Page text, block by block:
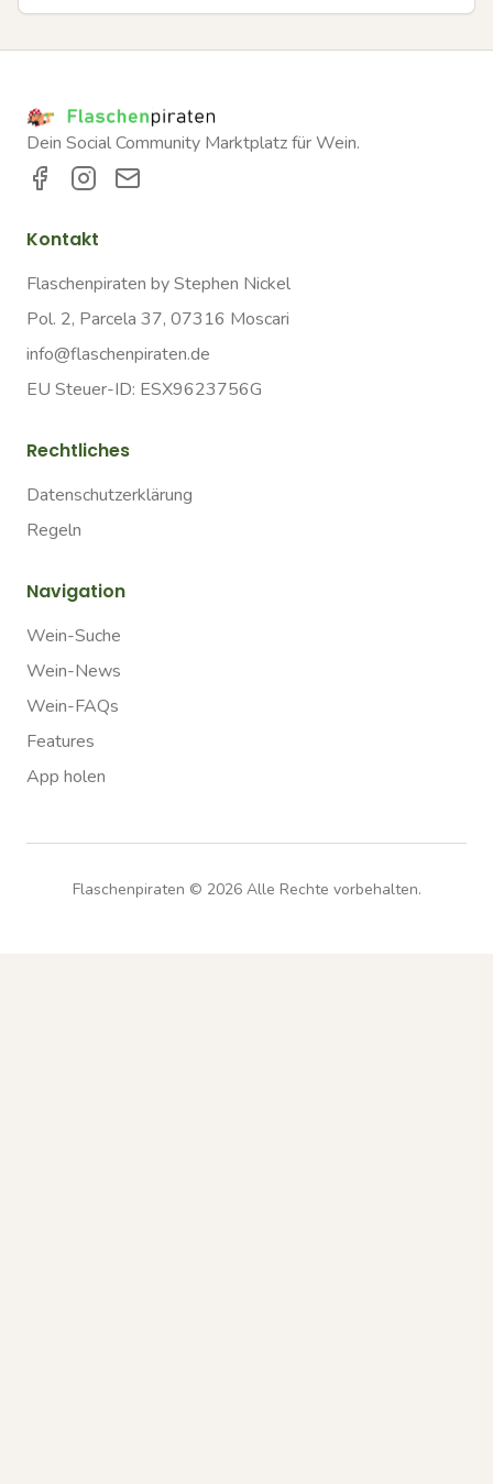
Dein Social Community Marktplatz für Wein.
Kontakt
Flaschenpiraten by Stephen Nickel
Pol. 2, Parcela 37, 07316 Moscari
info@flaschenpiraten.de
EU Steuer-ID: ESX9623756G
Rechtliches
Datenschutzerklärung
Regeln
Navigation
Wein-Suche
Wein-News
Wein-FAQs
Features
App holen
Flaschenpiraten © 2026Alle Rechte vorbehalten.